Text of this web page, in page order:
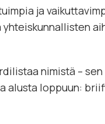
ja
nimistä –
loppuun: